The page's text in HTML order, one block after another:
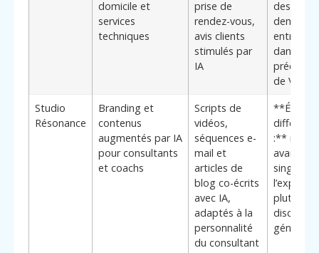
domicile et
services
techniques
prise de
rendez-vous,
avis clients
stimulés par
IA
des
entrantes
dans un
précis
de
Studio
Résonance
Branding et
contenus
augmentés par IA
pour consultants
et coachs
Scripts de
vidéos,
séquences e-
mail et
articles de
blog co-écrits
avec IA,
adaptés à la
personnalité
du consultant
:** mise
avant de
l’expert
plutôt
discours